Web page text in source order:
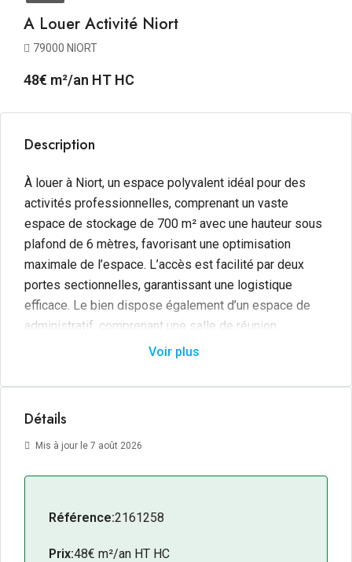
A Louer Activité Niort
79000 NIORT
48€ m²/an HT HC
Description
À louer à Niort, un espace polyvalent idéal pour des
activités professionnelles, comprenant un vaste
espace de stockage de 700 m² avec une hauteur sous
plafond de 6 mètres, favorisant une optimisation
maximale de l’espace. L’accès est facilité par deux
portes sectionnelles, garantissant une logistique
efficace. Le bien dispose également d’un espace de
administratif, comprenant une salle de réunion
spacieuse de 100 m², six bureaux cloisonnés pour une
accueillant. Cette offre représente une opportunité
s’implanter à Niort.
Voir plus
Détails
Mis à jour le 7 août 2026
Référence:2161258
Prix:48€ m²/an HT HC